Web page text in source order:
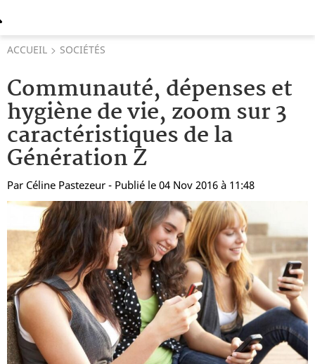
ACCUEIL SOCIÉTÉS
Communauté, dépenses et
hygiène de vie, zoom sur 3
caractéristiques de la
Génération Z
Par Céline Pastezeur - Publié le 04 Nov 2016 à 11:48